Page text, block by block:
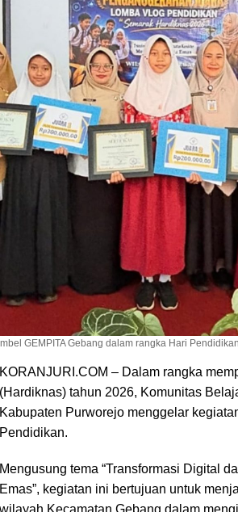
GEMPITA Gebang dalam rangka Hari
KORANJURI.COM – Dalam rangka
(Hardiknas) tahun 2026, Komunitas
Kabupaten Purworejo menggelar
Pendidikan.
Mengusung tema “Transformasi Digital
Emas”, kegiatan ini bertujuan untuk